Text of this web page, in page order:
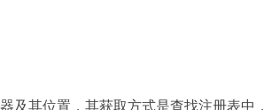
及其位置，其获取方式是查找注册表中，